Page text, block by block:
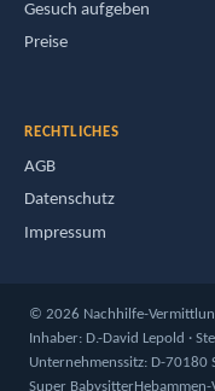
Gesuch aufgeben
Preise
RECHTLICHES
AGB
Datenschutz
Impressum
© 2026 Nachhilfe-
Inhaber: D.-David Lepold ·
Unternehmenssitz: D-70180
Super Babysitter